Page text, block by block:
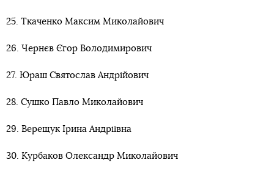
25. Ткаченко Максим Миколайович
26. Чернєв Єгор Володимирович
27. Юраш Святослав Андрійович
28. Сушко Павло Миколайович
29. Верещук Ірина Андріївна
30. Курбаков Олександр Миколайович